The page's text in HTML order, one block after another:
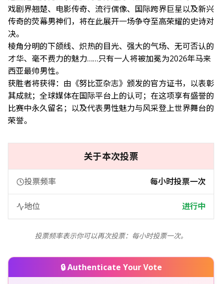
戏剧界翘楚、电影传奇、流行偶像、国际跨界巨星以及新兴
传奇的荧幕男神们，将在此展开一场争夺至高荣耀的史诗对
决。
棱角分明的下颌线、炽热的目光、强大的气场、无可否认的
才华、毫不费力的魅力……只有一人将被加冕为2026年马来
西亚最帅男性。
获胜者将获得：由《努比亚杂志》颁发的官方证书，以表彰
其成就；全球媒体在国际平台上的认可；在这项享有盛誉的
比赛中永久留名；以及代表男性魅力与风采登上世界舞台的
荣誉。
关于本次投票
投票频率 每小时投票一次
地位 进行中
投票频率表示你可以再次投票：每小时投票一次。
🔒 Authenticate Your Vote